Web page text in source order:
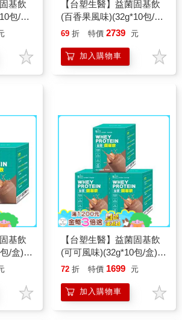
基飲
包/盒)
【台塑生醫】益菌固基飲
(百香果風味)(32g*10包/盒)
5盒/組
69 折 特價 2739 元
加入購物車
基飲
/盒) 2
【台塑生醫】益菌固基飲
(可可風味)(32g*10包/盒) 3
盒/組
72 折 特價 1699 元
加入購物車